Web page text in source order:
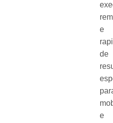
e
de
e